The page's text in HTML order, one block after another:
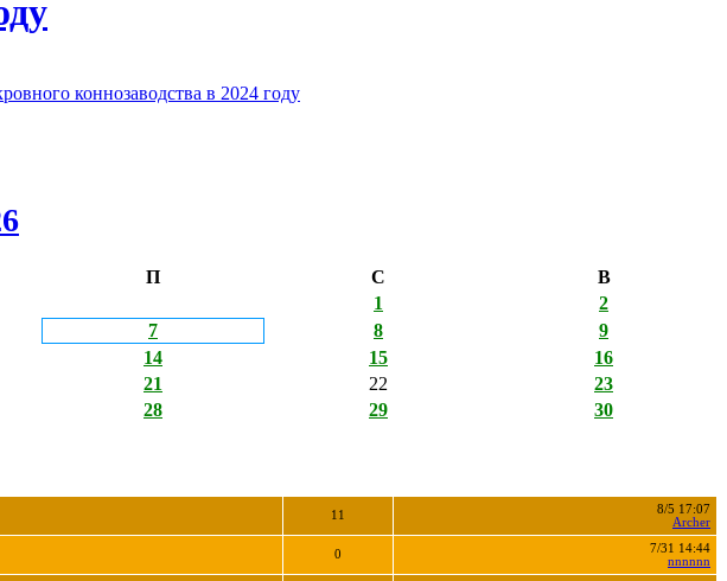
коннозаводства в 2024 году
П С
В
1
2
7 8
9
14 15
16
21 22
23
28 29
30
11
8/5 17:07
Archer
0
7/31 14:44
nnnnnn